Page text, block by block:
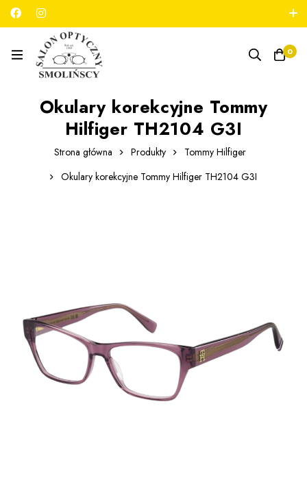
789 180 706
0
Okulary korekcyjne Tommy
Hilfiger TH2104 G3I
Strona główna Produkty
Tommy Hilfiger
Okulary korekcyjne Tommy Hilfiger TH2104 G3I